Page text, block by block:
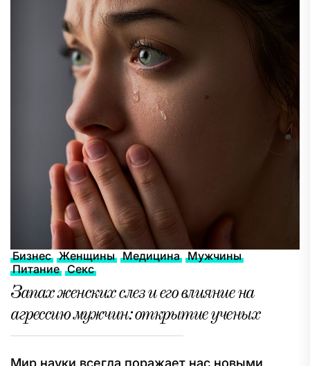
Бизнес Женщины Медицина Мужчины
Питание Секс
Запах женских слез и его влияние на
агрессию мужчин: открытие ученых
Мир науки всегда поражает нас новыми